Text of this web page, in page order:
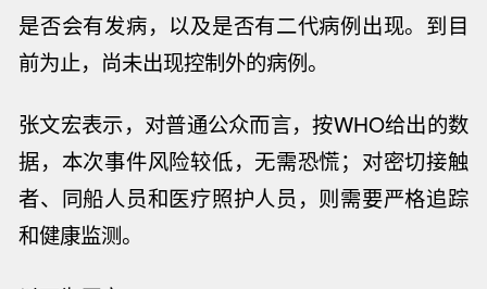
是否会有发病，以及是否有二代病例出现。到目
前为止，尚未出现控制外的病例。
张文宏表示，对普通公众而言，按WHO给出的数
据，本次事件风险较低，无需恐慌；对密切接触
者、同船人员和医疗照护人员，则需要严格追踪
和健康监测。